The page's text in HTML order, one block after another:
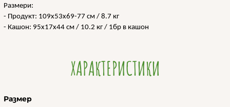
Размери:
- Продукт: 109x53x69-77 см / 8.7 кг
- Кашон: 95x17x44 см / 10.2 кг / 1бр в кашон
ХАРАКТЕРИСТИКИ
Размер